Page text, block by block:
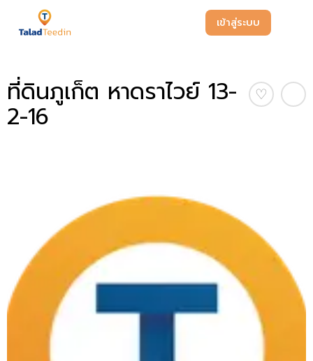
เข้าสู่ระบบ
ที่ดินภูเก็ต หาดราไวย์ 13-
2-16
♡